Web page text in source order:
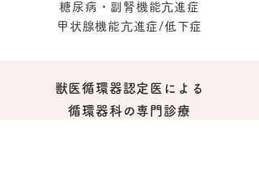
糖尿病・副腎機能亢進症
​甲状腺機能亢進症/低下症​
獣医循環器認定医による
循環器科の専門診療